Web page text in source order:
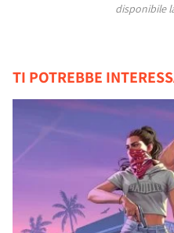
disponibile
TI POTREBBE